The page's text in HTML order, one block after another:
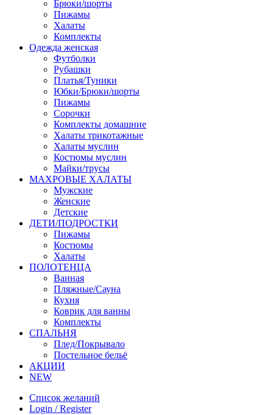
Брюки/шорты
Пижамы
Халаты
Комплекты
Одежда женская
Футболки
Рубашки
Платья/Туники
Юбки/Брюки/шорты
Пижамы
Сорочки
Комплекты домашние
Халаты трикотажные
Халаты муслин
Костюмы муслин
Майки/трусы
МАХРОВЫЕ ХАЛАТЫ
Мужские
Женские
Детские
ДЕТИ/ПОДРОСТКИ
Пижамы
Костюмы
Халаты
ПОЛОТЕНЦА
Ванная
Пляжные/Сауна
Кухня
Коврик для ванны
Комплекты
СПАЛЬНЯ
Плед/Покрывало
Постельное бельё
АКЦИИ
NEW
Список желаний
Login / Register